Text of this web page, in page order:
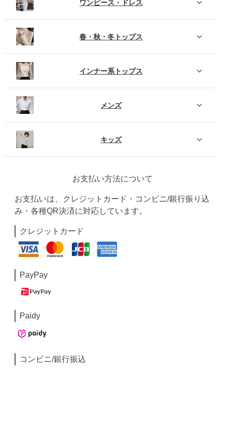
ワンピース・ドレス
春・秋・冬トップス
インナー系トップス
メンズ
キッズ
お支払い方法について
お支払いは、クレジットカード・コンビニ/銀行振り込
み・各種QR決済に対応しています。
クレジットカード
PayPay
Paidy
コンビニ/銀行振込